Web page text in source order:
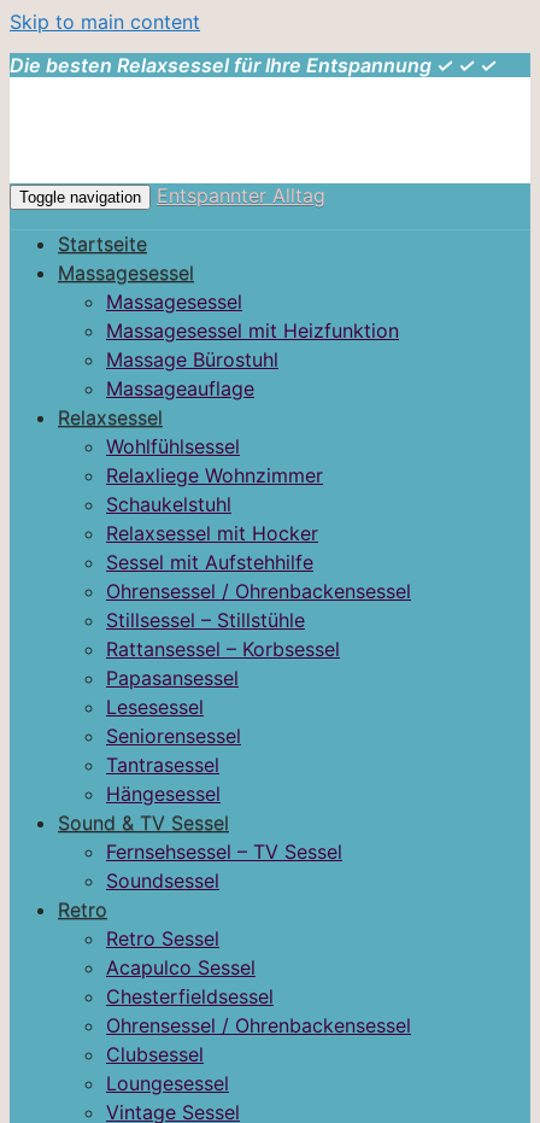
Skip to main content
Die besten Relaxsessel für Ihre Entspannung ✓ ✓ ✓
Toggle navigation
Entspannter Alltag
Startseite
Massagesessel
Massagesessel
Massagesessel mit Heizfunktion
Massage Bürostuhl
Massageauflage
Relaxsessel
Wohlfühlsessel
Relaxliege Wohnzimmer
Schaukelstuhl
Relaxsessel mit Hocker
Sessel mit Aufstehhilfe
Ohrensessel / Ohrenbackensessel
Stillsessel – Stillstühle
Rattansessel – Korbsessel
Papasansessel
Lesesessel
Seniorensessel
Tantrasessel
Hängesessel
Sound & TV Sessel
Fernsehsessel – TV Sessel
Soundsessel
Retro
Retro Sessel
Acapulco Sessel
Chesterfieldsessel
Ohrensessel / Ohrenbackensessel
Clubsessel
Loungesessel
Vintage Sessel